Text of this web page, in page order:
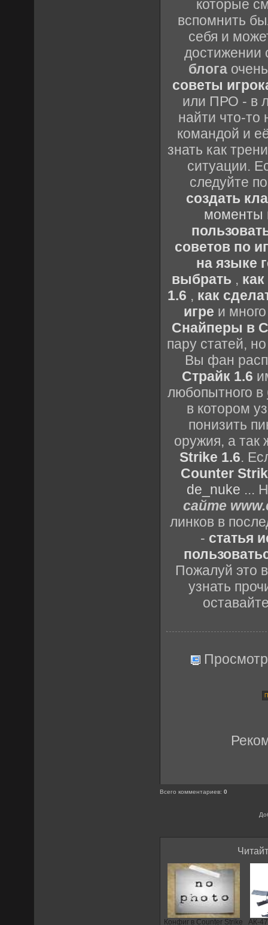
которые
вспомнить
себя и
достижении
блога
советы
или ПРО - в
найти что-то
командой и
знать как
ситуации.
следуйте
создать
моменты
советов по
на языке
выбрать ,
1.6 , как
игре и
Снайперы в
пару статей,
Вы фан
Страйк 1.6
любопытного в
в котором
понизить
оружия, а так
Strike 1.6.
Counter
de_nuke ...
сайте
линков в
- статья
Пожалуй это
узнать
Всего комментариев:0
Конфиг в Counter Strike АК-